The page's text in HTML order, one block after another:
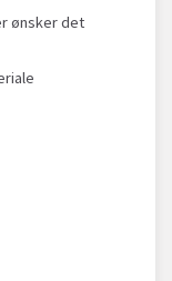
ønsker det